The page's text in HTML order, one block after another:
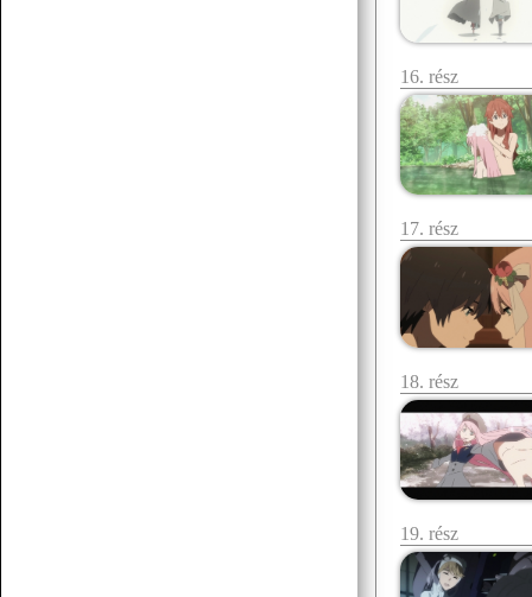
16. rész
17. rész
18. rész
19. rész